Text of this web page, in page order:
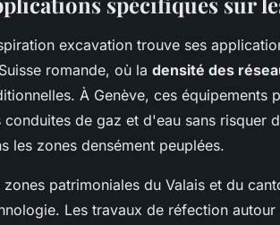
excavation trouve ses
romande, où la densité des
À Genève, ces
conduites de gaz et d'eau sans risquer
les zones densément peuplées.
zones patrimoniales du Valais et du
Les travaux de réfection